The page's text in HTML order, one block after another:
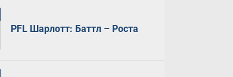
PFL Шарлотт: Баттл – Роста